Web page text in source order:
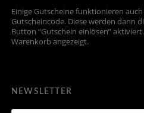
Einige Gutscheine funktionieren
Gutscheincode. Diese werden dann
Button “Gutschein einlösen”
Warenkorb angezeigt.
NEWSLETTER